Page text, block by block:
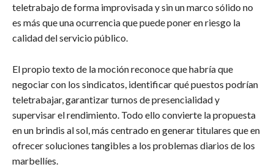
teletrabajo de forma improvisada y sin un marco sólido no
es más que una ocurrencia que puede poner en riesgo la
calidad del servicio público.
El propio texto de la moción reconoce que habría que
negociar con los sindicatos, identificar qué puestos podrían
teletrabajar, garantizar turnos de presencialidad y
supervisar el rendimiento. Todo ello convierte la propuesta
en un brindis al sol, más centrado en generar titulares que en
ofrecer soluciones tangibles a los problemas diarios de los
marbellíes.